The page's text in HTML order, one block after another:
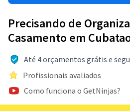
Precisando de
Casamento em
Até 4 orçamentos grátis e
Profissionais avaliados
Como funciona o GetNinjas?